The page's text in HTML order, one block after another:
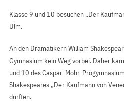
Klasse 9 und 10 besuchen „Der
Ulm.
An den Dramatikern William
Gymnasium kein Weg vorbei. Daher
und 10 des Caspar-Mohr-
Shakespeares „Der Kaufmann von
durften.